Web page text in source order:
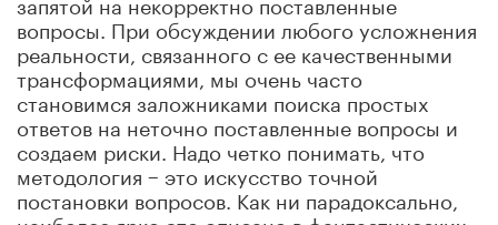
вопросы. При обсуждении любого усложнения
реальности, связанного с ее качественными
трансформациями, мы очень часто
становимся заложниками поиска простых
ответов на неточно поставленные вопросы и
создаем риски. Надо четко понимать, что
методология − это искусство точной
постановки вопросов. Как ни парадоксально,